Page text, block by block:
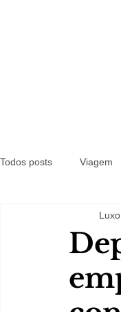
Todos posts Viagem